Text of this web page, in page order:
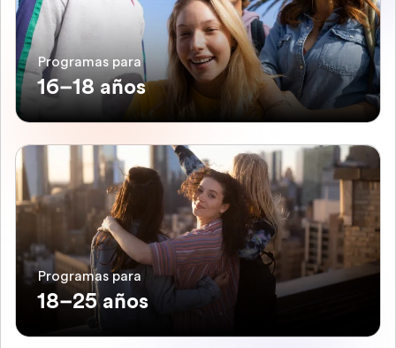
Programas para
16–18 años
Programas para
18–25 años